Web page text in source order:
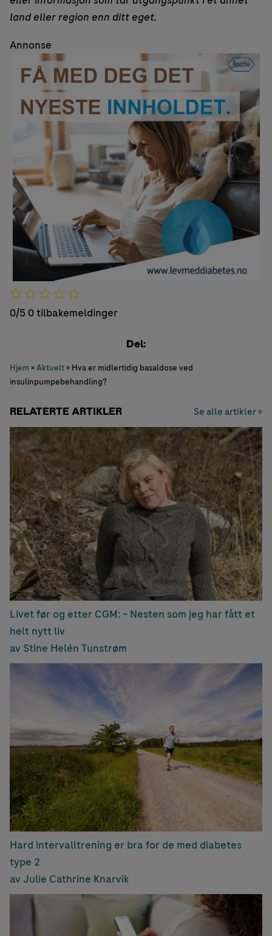
land eller region enn ditt eget.
Annonse
0/5 0 tilbakemeldinger
Del:
Hjem »Aktuelt» Hva er midlertidig basaldose ved
insulinpumpebehandling?
RELATERTE ARTIKLER Se alle artikler »
Livet før og etter CGM: – Nesten som jeg har fått et
helt nytt liv
av Stine Helén Tunstrøm
Hard intervalltrening er bra for de med diabetes
type 2
av Julie Cathrine Knarvik